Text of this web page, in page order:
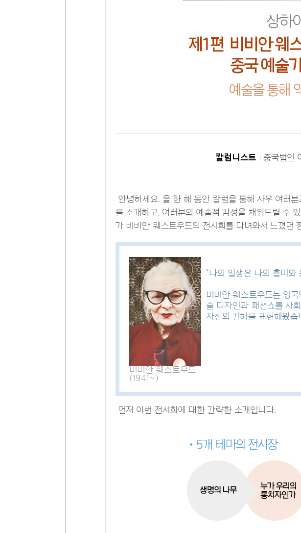
칼럼니스트 중국법인
안녕하세요. 올 한 해 동안 칼럼을 통해 사우 여러
를 소개하고, 여러분의 예술적 감성을 채워드릴 수
가 비비안 웨스트우드의 전시회를 다녀와서 느꼈던
비비안 웨스트우드
(1941~)
"나의 일생은 나의 흥미와
비비안 웨스트우드는 영
술 디자인과 패션쇼를 사
자신의 견해를 표현해왔습
먼저 이번 전시회에 대한 간략한 소개입니다.